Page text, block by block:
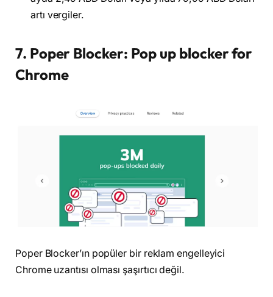
artı vergiler.
7. Poper Blocker: Pop up blocker for
Chrome
Poper Blocker’ın popüler bir reklam engelleyici
Chrome uzantısı olması şaşırtıcı değil.